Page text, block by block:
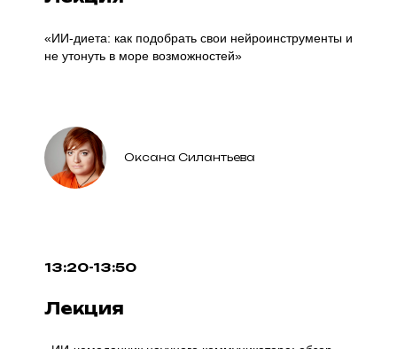
«ИИ-диета: как подобрать свои нейроинструменты и
не утонуть в море возможностей»
Оксана Силантьева
13:20-13:50
Лекция